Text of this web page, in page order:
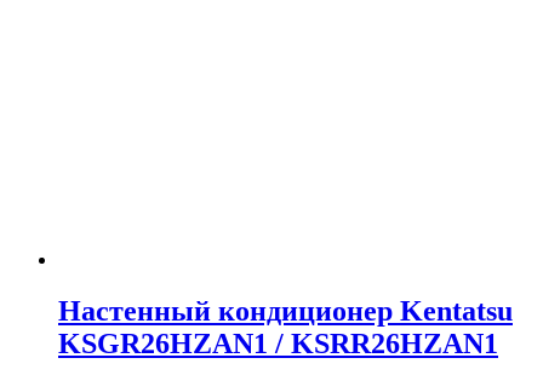
Настенный кондиционер Kentatsu
KSGR26HZAN1 / KSRR26HZAN1